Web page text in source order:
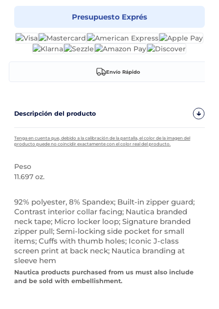
Presupuesto Exprés
Envío Rápido
Descripción del producto
Tenga en cuenta que, debido a la calibración de la pantalla, el color de la imagen del
producto puede no coincidir exactamente con el color real del producto.
Peso
11.697 oz.
92% polyester, 8% Spandex; Built-in zipper guard;
Contrast interior collar facing; Nautica branded
neck tape; Micro locker loop; Signature branded
zipper pull; Semi-locking side pocket for small
items; Cuffs with thumb holes; Iconic J-class
screen print at back neck; Nautica branding at
sleeve hem
Nautica products purchased from us must also include
and be sold with embellishment.